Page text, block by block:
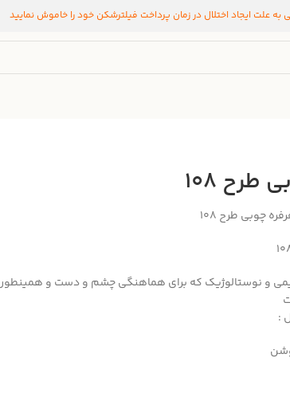
به علت ایجاد اختلال در زمان پرداخت فیلترشکن خود را خاموش نمایید
طرح 108
چوبی طرح 108
و نوستالوژیک که برای هماهنگی چشم و دست و همینطور
: